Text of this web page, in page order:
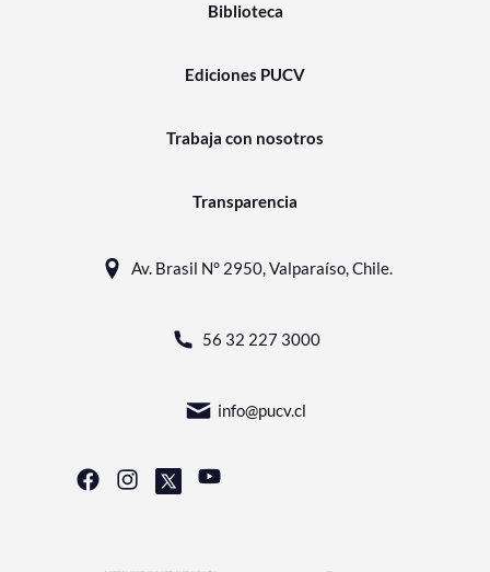
Biblioteca
Ediciones PUCV
Trabaja con nosotros
Transparencia
Av. Brasil N° 2950, Valparaíso, Chile.
56 32 227 3000
info@pucv.cl